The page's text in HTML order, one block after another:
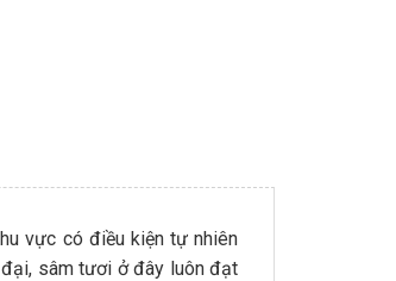
vực có điều kiện tự nhiên
đại, sâm tươi ở đây luôn đạt